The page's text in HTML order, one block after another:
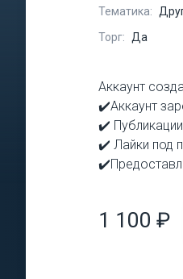
Тематика:
Торг:
Да
Аккаунт
✔️Аккаунт
✔️
✔️ Лайки под
1 100 ₽